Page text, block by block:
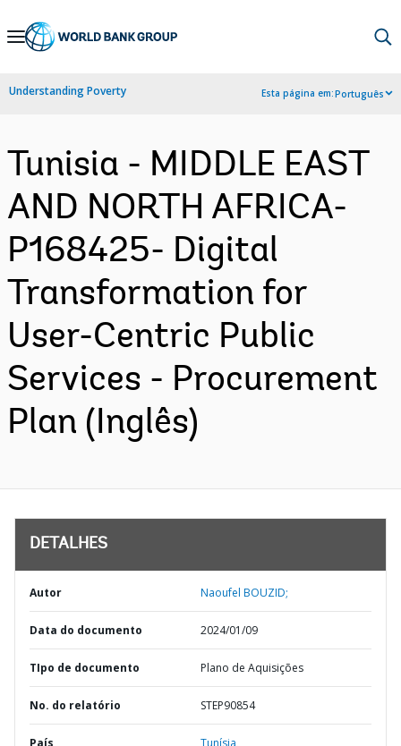
Skip
Navigation
Understanding Poverty Esta página em:Português
Tunisia - MIDDLE EAST
AND NORTH AFRICA-
P168425- Digital
Transformation for
User-Centric Public
Services - Procurement
Plan (Inglês)
DETALHES
Autor Naoufel BOUZID;
Data do documento 2024/01/09
TIpo de documento Plano de Aquisições
No. do relatório STEP90854
País Tunísia,